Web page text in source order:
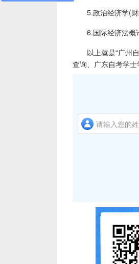
5.政治经济学(财
6.国际经济法概
以上就是“广州自
查询、广东自考学